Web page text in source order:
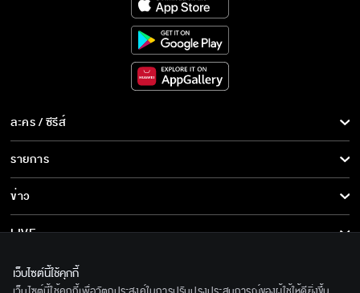
ละคร / ซีรีส์
ละคร/ซีรีส์
ซีรีส์นานาชาติ
การ์ตูน & เกม
รายการ
รายการทั้งหมด
ข่าว
ข่าวทั้งหมด
ข่าวประชาสัมพันธ์
LIVE
เกี่ยวกับเรา
เว็บไซต์นี้ใช้คุกกี้